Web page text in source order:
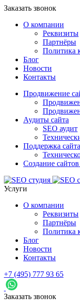
Заказать звонок
О компании
Реквизиты
Партнёры
Политика
Блог
Новости
Контакты
Продвижение
Аудиты сайта
SEO аудит
Поддержка сайта
Создание
Услуги
О компании
Реквизиты
Партнёры
Политика
Блог
Новости
Контакты
+7 (495) 777 93 65
Заказать звонок